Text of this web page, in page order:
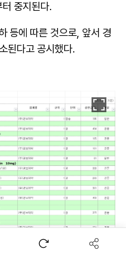
중지된다.
등에 따른 것으로, 앞서 경
된다고 공시했다.